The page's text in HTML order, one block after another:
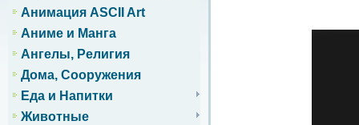
Анимация ASCII Art
Аниме и Манга
Ангелы, Религия
Дома, Сооружения
Еда и Напитки
Животные